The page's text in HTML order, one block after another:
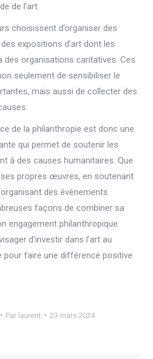
de l’art.
choisissent d’organiser des
expositions d’art dont les
des organisations caritatives. Ces
seulement de sensibiliser le
mais aussi de collecter des
de la philanthropie est donc une
qui permet de soutenir les
à des causes humanitaires. Que
propres œuvres, en soutenant
des événements
façons de combiner sa
engagement philanthropique.
d’investir dans l’art au
pour faire une différence positive
Par laurent 23 mars 2024